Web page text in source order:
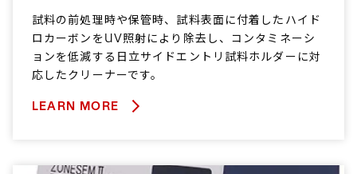
試料の前処理時や保管時、試料表面に付着したハイド
ロカーボンをUV照射により除去し、コンタミネーシ
ョンを低減する日立サイドエントリ試料ホルダーに対
応したクリーナーです。
LEARN MORE